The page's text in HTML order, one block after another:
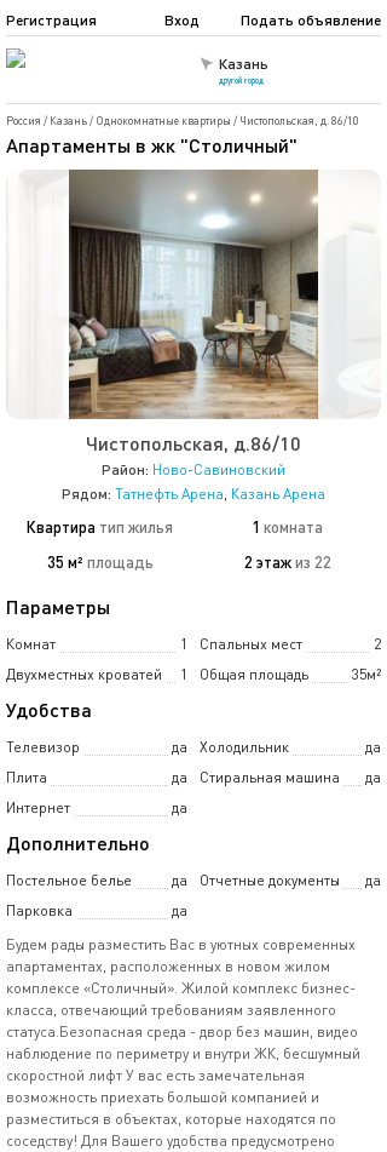
Казань
другой город
Подать объявление
Регистрация Вход
Россия / Казань/ Однокомнатные квартиры / Чистопольская, д. 86/10
Апартаменты в жк "Столичный"
Чистопольская, д.86/10
Район: Ново-Савиновский
Рядом: Татнефть Арена, Казань Арена
Квартира тип жилья 1 комната
35 м² площадь 2 этаж из 22
Параметры
Комнат 1 Спальных мест
2
Двухместных кроватей
1 Общая площадь 35м²
Удобства
Телевизор да Холодильник
да
Плита
да Стиральная машина
да
Интернет
да
Дополнительно
Постельное белье да Отчетные документы
да
Парковка
да
Будем рады разместить Вас в уютных современных
апартаментах, расположенных в новом жилом
комплексе «Столичный». Жилой комплекс бизнес-
класса, отвечающий требованиям заявленного
статуса.Безопасная среда - двор без машин, видео
наблюдение по периметру и внутри ЖК, бесшумный
скоростной лифт У вас есть замечательная
возможность приехать большой компанией и
разместиться в объектах, которые находятся по
соседству! Для Вашего удобства предусмотрено